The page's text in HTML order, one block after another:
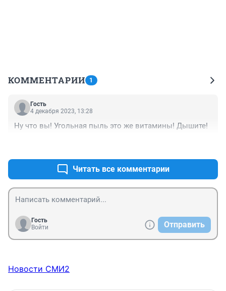
КОММЕНТАРИИ 1
Гость
4 декабря 2023, 13:28
Ну что вы! Угольная пыль это же витамины! Дышите!
Читать все комментарии
Гость
Войти
Отправить
Новости СМИ2